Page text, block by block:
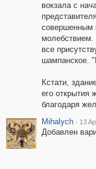
вокзала с
совершенным
молебствием.
все
шампанское.
Кстати,
его открытия
благодаря
Mihalych · 13
Добавлен